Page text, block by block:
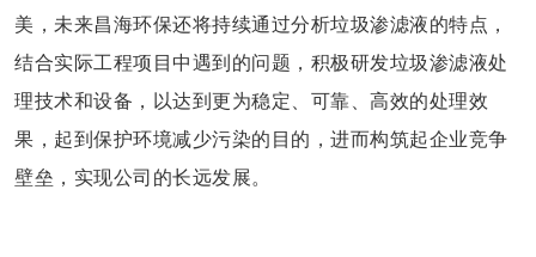
美，未来昌海环保还将持续通过分析垃圾渗滤液的特点，
结合实际工程项目中遇到的问题，积极研发垃圾渗滤液处
理技术和设备，以达到更为稳定、可靠、高效的处理效
果，起到保护环境减少污染的目的，进而构筑起企业竞争
壁垒，实现公司的长远发展。